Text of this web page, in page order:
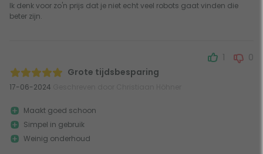
Ik denk voor zo'n prijs dat je niet echt veel robots gaat vinden die
beter zijn.
Grote tijdsbesparing
17-06-2024
1 0
Maakt goed schoon
Simpel in gebruik
Weinig onderhoud